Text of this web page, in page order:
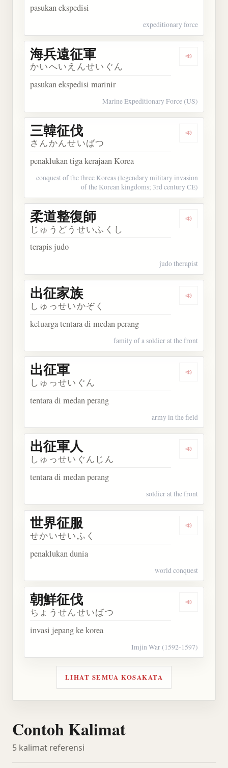
pasukan ekspedisi
expeditionary force
Dengarkan
海兵遠征軍
かいへいえんせいぐん
pasukan ekspedisi marinir
Marine Expeditionary Force (US)
Dengarkan
三韓征伐
さんかんせいばつ
penaklukan tiga kerajaan Korea
conquest of the three Koreas (legendary military invasion
of the Korean kingdoms; 3rd century CE)
Dengarkan
柔道整復師
じゅうどうせいふくし
terapis judo
judo therapist
Dengarkan
出征家族
しゅっせいかぞく
keluarga tentara di medan perang
family of a soldier at the front
Dengarkan
出征軍
しゅっせいぐん
tentara di medan perang
army in the field
Dengarkan
出征軍人
しゅっせいぐんじん
tentara di medan perang
soldier at the front
Dengarkan
世界征服
せかいせいふく
penaklukan dunia
world conquest
Dengarkan
朝鮮征伐
ちょうせんせいばつ
invasi jepang ke korea
Imjin War (1592-1597)
LIHAT SEMUA KOSAKATA
Contoh Kalimat
5 kalimat referensi